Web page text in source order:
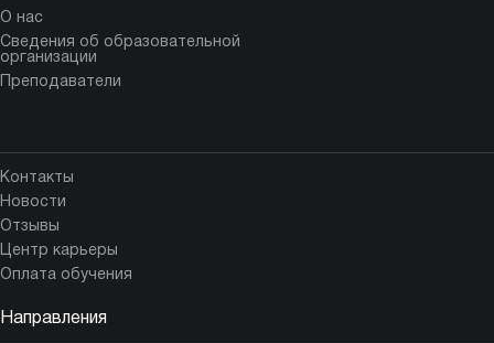
О нас
Сведения об образовательной
организации
Преподаватели
Контакты
Новости
Отзывы
Центр карьеры
Оплата обучения
Направления